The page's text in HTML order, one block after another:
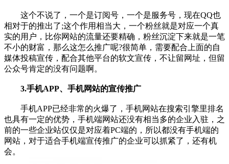
这个不说了，一个是订阅号，一个是服务号，现在QQ也
相对于的推出了;这个作用相当大，一个粉丝就是对应一个真
实的用户，比你网站的流量还要精确，粉丝沉淀下来就是一笔
不小的财富，那么这怎么推广呢?很简单，需要配合上面的自
媒体投稿宣传，配合其他平台的软文宣传，不让留网址，但留
公众号肯定的没有问题啊。
3.手机APP、手机网站的宣传推广
手机APP已经非常的火爆了，手机网站在搜索引擎里排名
也具有一定的优势，手机端网站还没有相当多的企业入驻，之
前的一些企业站仅仅是对应着PC端的，所以都没有手机端的
网站，对于适合手机端宣传推广的企业可以抓紧了，还有机
会。